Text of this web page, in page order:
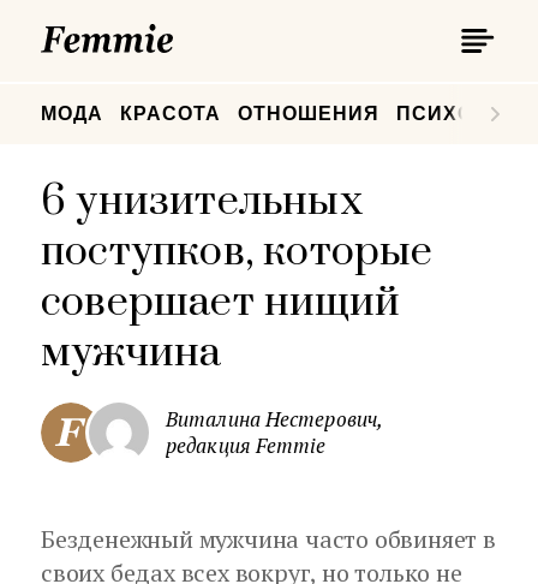
МОДА КРАСОТА ОТНОШЕНИЯ
6 унизительных
поступков, которые
совершает нищий
мужчина
Виталина Нестерович,
редакция Femmie
Безденежный мужчина часто обвиняет в
своих бедах всех вокруг, но только не